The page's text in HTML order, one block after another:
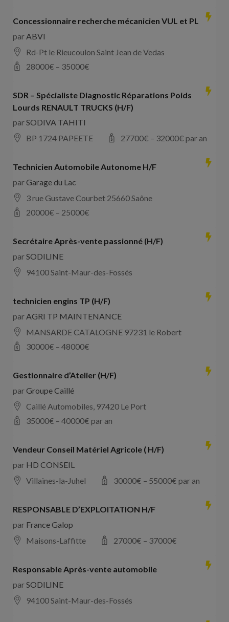
Concessionnaire recherche mécanicien VUL et PL
parABVI
Rd-Pt le Rieucoulon Saint Jean de Vedas
28000€ – 35000€
SDR – Spécialiste Diagnostic Réparations Poids
Lourds RENAULT TRUCKS (H/F)
parSODIVA TAHITI
BP 1724 PAPEETE
27700€ – 32000€ par an
Technicien Automobile Autonome H/F
parGarage du Lac
3 rue Gustave Courbet 25660 Saône
20000€ – 25000€
Secrétaire Après-vente passionné (H/F)
parSODILINE
94100 Saint-Maur-des-Fossés
technicien engins TP (H/F)
parAGRI TP MAINTENANCE
MANSARDE CATALOGNE 97231 le Robert
30000€ – 48000€
Gestionnaire d’Atelier (H/F)
parGroupe Caillé
Caillé Automobiles, 97420 Le Port
35000€ – 40000€ par an
Vendeur Conseil Matériel Agricole ( H/F)
par HD CONSEIL
Villaines-la-Juhel
30000€ – 55000€ par an
RESPONSABLE D’EXPLOITATION H/F
par France Galop
Maisons-Laffitte
27000€ – 37000€
Responsable Après-vente automobile
parSODILINE
94100 Saint-Maur-des-Fossés